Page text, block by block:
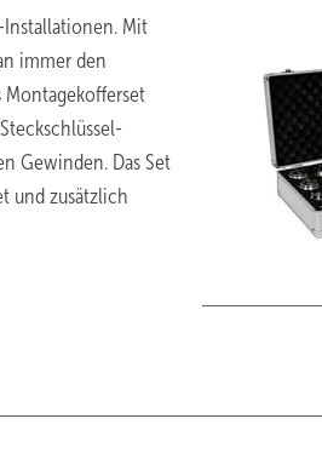
Installationen. Mit
immer den
Montagekofferset
Gewinden. Das Set
und zusätzlich